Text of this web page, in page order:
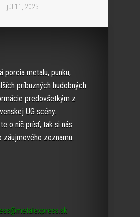
júl 11, 2025
porcia metalu, punku,
príbuzných hudobných
predovšetkým z
UG scény.
o nič prísť, tak si nás
záujmového zoznamu.